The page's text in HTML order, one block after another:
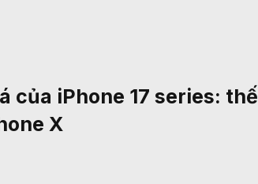
của iPhone 17 series: thế
X